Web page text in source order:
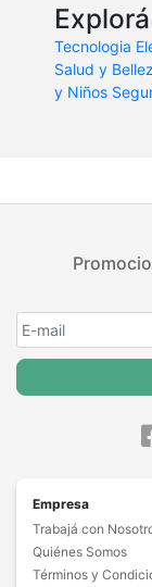
Tecnologia
Salud y
y Niños
Empresa
Trabajá con
Quiénes Somos
Términos y